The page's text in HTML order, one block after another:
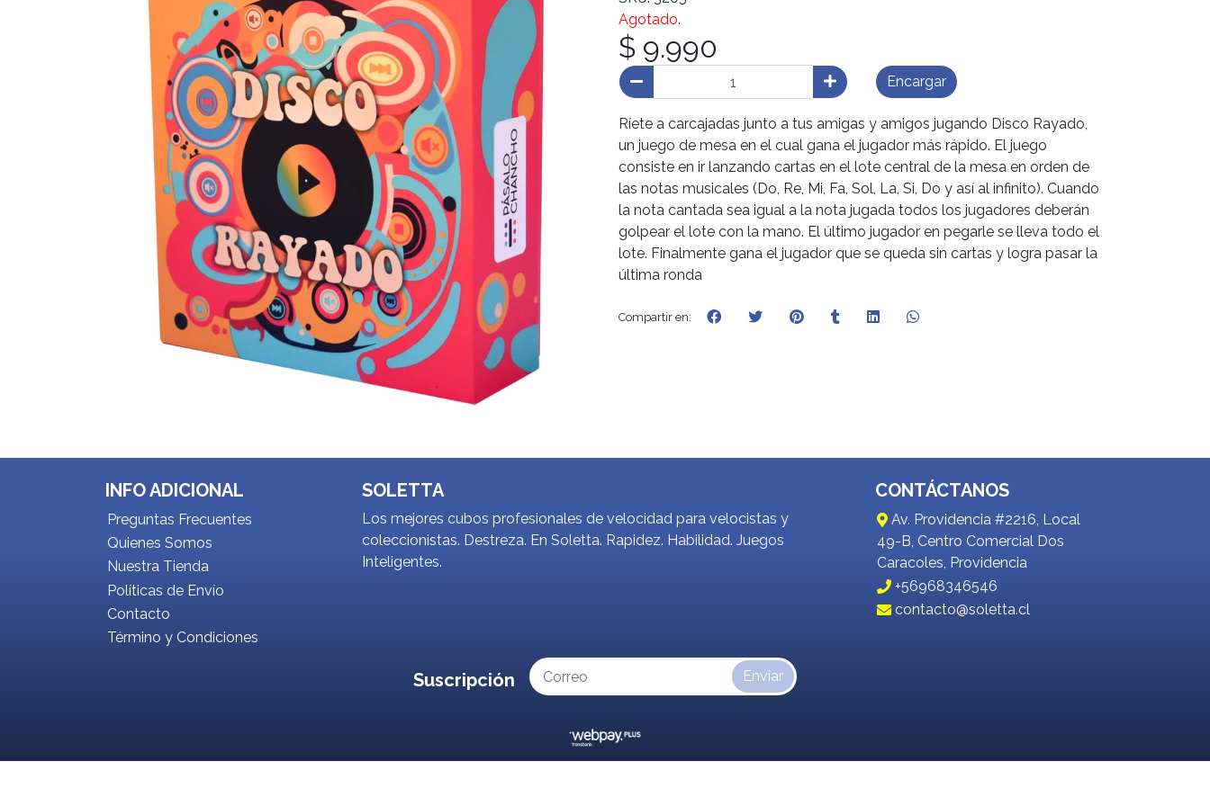
Agotado.
$ 9.990
Encargar
Ríete a carcajadas junto a tus amigas y amigos jugando Disco Rayado,
un juego de mesa en el cual gana el jugador más rápido. El juego
consiste en ir lanzando cartas en el lote central de la mesa en orden de
las notas musicales (Do, Re, Mi, Fa, Sol, La, Si, Do y así al infinito). Cuando
la nota cantada sea igual a la nota jugada todos los jugadores deberán
golpear el lote con la mano. El último jugador en pegarle se lleva todo el
lote. Finalmente gana el jugador que se queda sin cartas y logra pasar la
última ronda
Compartir en:
INFO ADICIONAL
Preguntas Frecuentes
Quienes Somos
Nuestra Tienda
Políticas de Envío
Contacto
Término y Condiciones
SOLETTA
Los mejores cubos profesionales de velocidad para velocistas y
coleccionistas. Destreza. En Soletta. Rapidez. Habilidad. Juegos
Inteligentes.
CONTÁCTANOS
Av. Providencia #2216, Local
49-B, Centro Comercial Dos
Caracoles, Providencia
+56968346546
contacto@soletta.cl
Suscripción Enviar